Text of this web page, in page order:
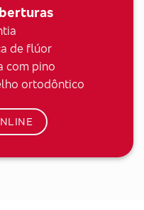
de flúor
com pino
ortodôntico